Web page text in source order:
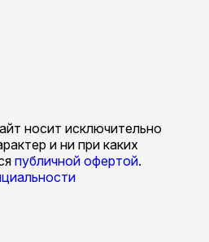
носит исключительно
и ни при каких
публичной офертой.